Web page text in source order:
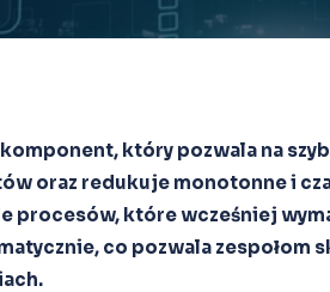
który pozwala na
oraz redukuje monotonne i
procesów, które wcześniej
co pozwala zespołom